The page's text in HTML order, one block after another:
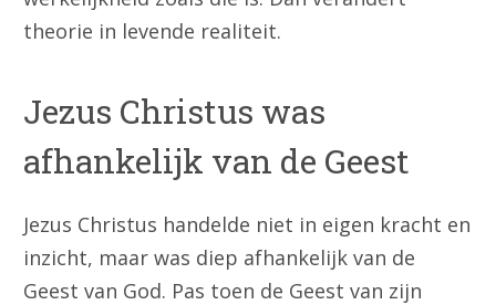
theorie in levende realiteit.
Jezus Christus was
afhankelijk van de Geest
Jezus Christus handelde niet in eigen kracht en
inzicht, maar was diep afhankelijk van de
Geest van God. Pas toen de Geest van zijn